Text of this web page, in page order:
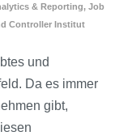
& Reporting, Job
Controller Institut
und
Da es immer
gibt,